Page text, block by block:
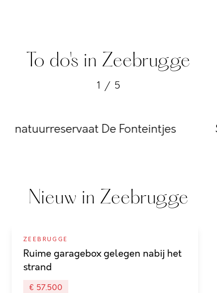
To do's in Zeebrugge
1 / 5
natuurreservaat De Fonteintjes
Nieuw in Zeebrugge
ZEEBRUGGE
Ruime garagebox gelegen nabij het
strand
€ 57.500